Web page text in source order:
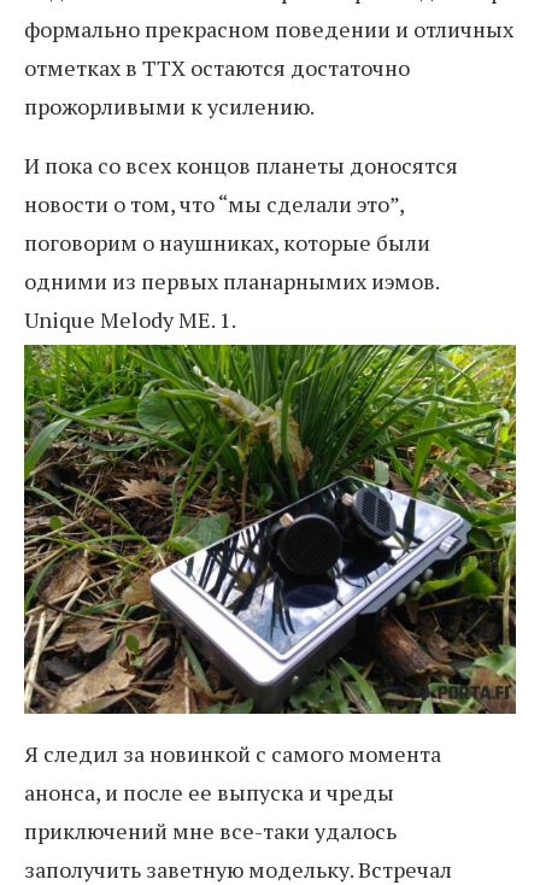
формально прекрасном поведении и отличных
отметках в ТТХ остаются достаточно
прожорливыми к усилению.
И пока со всех концов планеты доносятся
новости о том, что “мы сделали это”,
поговорим о наушниках, которые были
одними из первых планарнымих иэмов.
Unique Melody ME. 1.
Я следил за новинкой с самого момента
анонса, и после ее выпуска и чреды
приключений мне все-таки удалось
заполучить заветную модельку. Встречал